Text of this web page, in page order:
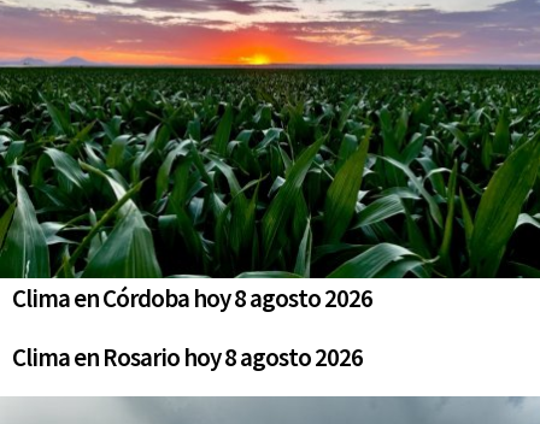
Clima en Córdoba hoy 8 agosto 2026
Clima en Rosario hoy 8 agosto 2026